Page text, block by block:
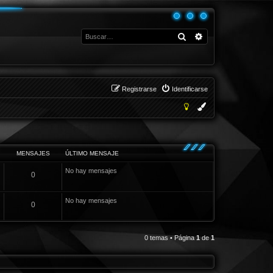
Buscar
Identificarse
Registrarse
MENSAJES ÚLTIMO MENSAJE
0 No hay mensajes
0 No hay mensajes
0 temas • Página1de1